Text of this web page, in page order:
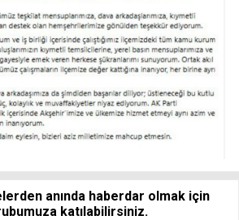
anında haberdar olmak için
katılabilirsiniz.